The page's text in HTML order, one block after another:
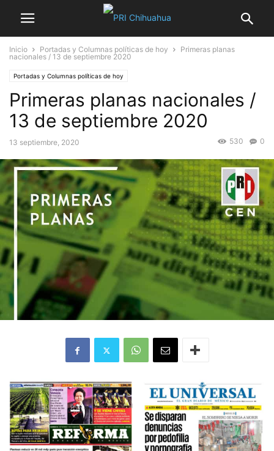
Inicio Portadas y Columnas políticas de hoy
Primeras planas
nacionales / 13 de septiembre 2020
Portadas y Columnas políticas de hoy
Primeras planas nacionales /
13 de septiembre 2020
13 septiembre, 2020 0
530